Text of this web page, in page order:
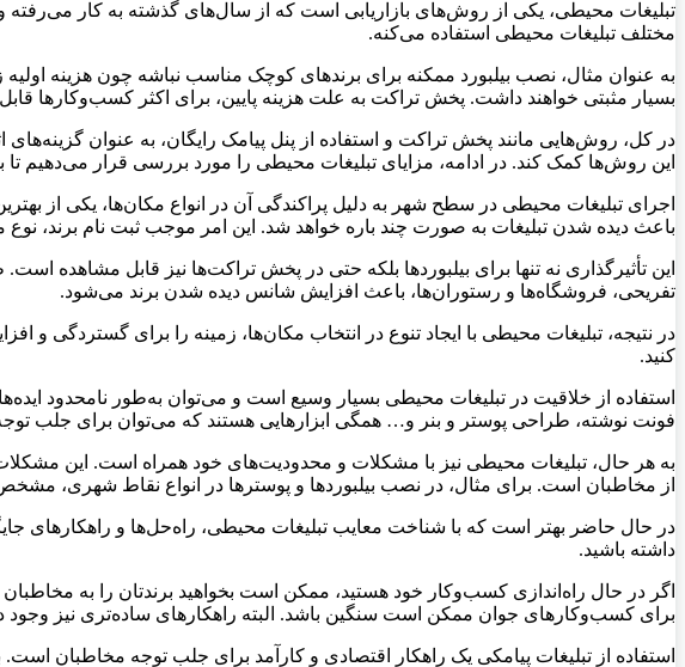
تبلیغات محیطی، یکی از روش‌های بازاریابی است که از سال‌های گذشته به کار
مختلف تبلیغات محیطی استفاده می‌کنه.
به عنوان مثال، نصب بیلبورد ممکنه برای برندهای کوچک مناسب نباشه چون هزینه
بسیار مثبتی خواهند داشت. پخش تراکت به علت هزینه پایین، برای اکثر کسب‌وکارها
در کل، روش‌هایی مانند پخش تراکت و استفاده از پنل پیامک رایگان، به عنوان
این روش‌ها کمک کند. در ادامه، مزایای تبلیغات محیطی را مورد بررسی قرار می‌دهیم تا
اجرای تبلیغات محیطی در سطح شهر به دلیل پراکندگی آن در انواع مکان‌ها، یکی از
باعث دیده شدن تبلیغات به صورت چند باره خواهد شد. این امر موجب ثبت نام
این تأثیرگذاری نه تنها برای بیلبوردها بلکه حتی در پخش تراکت‌ها نیز قابل مشاهده
تفریحی، فروشگاه‌ها و رستوران‌ها، باعث افزایش شانس دیده شدن برند می‌شود.
در نتیجه، تبلیغات محیطی با ایجاد تنوع در انتخاب مکان‌ها، زمینه را برای گستردگی
کنید.
استفاده از خلاقیت در تبلیغات محیطی بسیار وسیع است و می‌توان به‌طور نامحدود
فونت نوشته، طراحی پوستر و بنر و… همگی ابزارهایی هستند که می‌توان برای جلب
به هر حال، تبلیغات محیطی نیز با مشکلات و محدودیت‌های خود همراه است. این
از مخاطبان است. برای مثال، در نصب بیلبوردها و پوسترها در انواع نقاط شهری،
در حال حاضر بهتر است که با شناخت معایب تبلیغات محیطی، راه‌حل‌ها و راهکارهای جایگزین
داشته باشید.
اگر در حال راه‌اندازی کسب‌وکار خود هستید، ممکن است بخواهید برندتان را به مخاطبان
برای کسب‌وکارهای جوان ممکن است سنگین باشد. البته راهکارهای ساده‌تری نیز وجود
استفاده از تبلیغات پیامکی یک راهکار اقتصادی و کارآمد برای جلب توجه مخاطبان است.